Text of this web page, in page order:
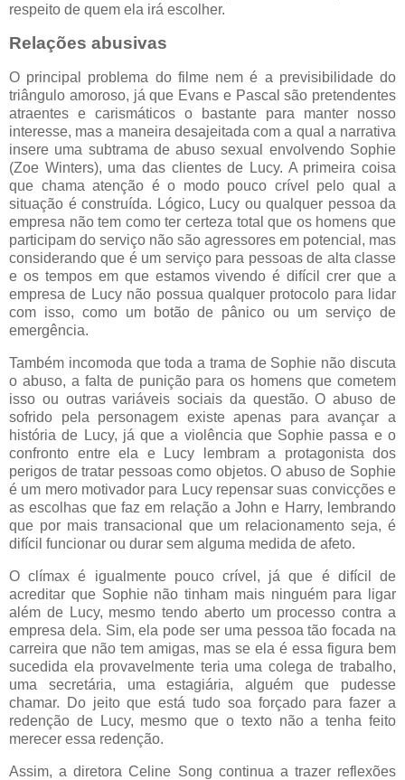
respeito de quem ela irá escolher.
Relações abusivas
O principal problema do filme nem é a previsibilidade do
triângulo amoroso, já que Evans e Pascal são pretendentes
atraentes e carismáticos o bastante para manter nosso
interesse, mas a maneira desajeitada com a qual a narrativa
insere uma subtrama de abuso sexual envolvendo Sophie
(Zoe Winters), uma das clientes de Lucy. A primeira coisa
que chama atenção é o modo pouco crível pelo qual a
situação é construída. Lógico, Lucy ou qualquer pessoa da
empresa não tem como ter certeza total que os homens que
participam do serviço não são agressores em potencial, mas
considerando que é um serviço para pessoas de alta classe
e os tempos em que estamos vivendo é difícil crer que a
empresa de Lucy não possua qualquer protocolo para lidar
com isso, como um botão de pânico ou um serviço de
emergência.
Também incomoda que toda a trama de Sophie não discuta
o abuso, a falta de punição para os homens que cometem
isso ou outras variáveis sociais da questão. O abuso de
sofrido pela personagem existe apenas para avançar a
história de Lucy, já que a violência que Sophie passa e o
confronto entre ela e Lucy lembram a protagonista dos
perigos de tratar pessoas como objetos. O abuso de Sophie
é um mero motivador para Lucy repensar suas convicções e
as escolhas que faz em relação a John e Harry, lembrando
que por mais transacional que um relacionamento seja, é
difícil funcionar ou durar sem alguma medida de afeto.
O clímax é igualmente pouco crível, já que é difícil de
acreditar que Sophie não tinham mais ninguém para ligar
além de Lucy, mesmo tendo aberto um processo contra a
empresa dela. Sim, ela pode ser uma pessoa tão focada na
carreira que não tem amigas, mas se ela é essa figura bem
sucedida ela provavelmente teria uma colega de trabalho,
uma secretária, uma estagiária, alguém que pudesse
chamar. Do jeito que está tudo soa forçado para fazer a
redenção de Lucy, mesmo que o texto não a tenha feito
merecer essa redenção.
Assim, a diretora Celine Song continua a trazer reflexões